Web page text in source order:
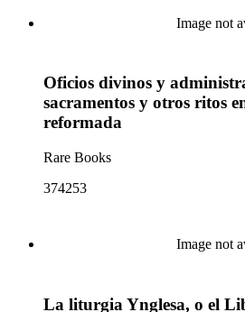
Image not
Oficios divinos y
sacramentos y otros ritos
reformada
Rare Books
374253
Image not
La liturgia Ynglesa, o el